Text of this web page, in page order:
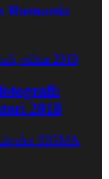
Romania
2018